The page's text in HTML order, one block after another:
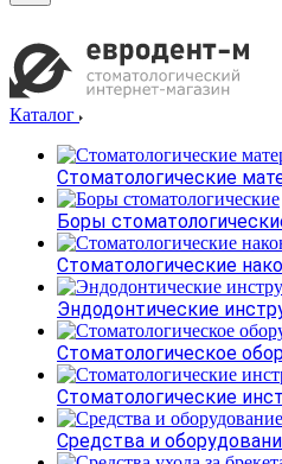
Каталог
Стоматологические
Боры
Стоматологические
Эндодонтические
Стоматологическое
Стоматологические
Средства и